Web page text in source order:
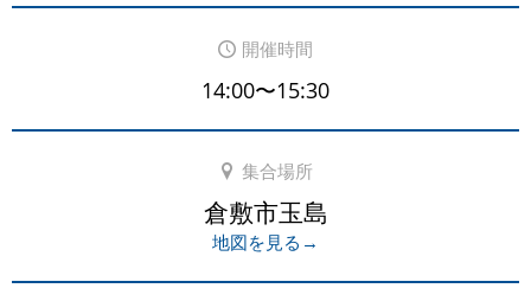
開催時間
14:00〜15:30
集合場所
倉敷市玉島
地図を見る→